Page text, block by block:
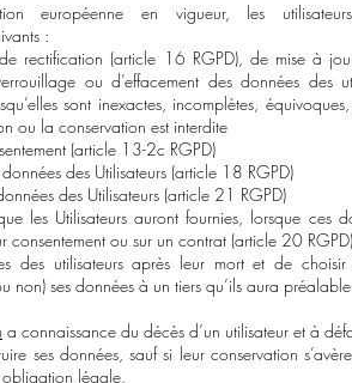
européenne en vigueur, les
:
rectification (article 16 RGPD), de mise à
ou d’effacement des données des
sont inexactes, incomplètes,
ou la conservation est interdite
(article 13-2c RGPD)
des Utilisateurs (article 18 RGPD)
des Utilisateurs (article 21 RGPD)
les Utilisateurs auront fournies, lorsque ces
consentement ou sur un contrat (article 20 RGPD)
des utilisateurs après leur mort et de
non) ses données à un tiers qu’ils aura
a connaissance du décès d’un utilisateur et à
ses données, sauf si leur conservation
légale.